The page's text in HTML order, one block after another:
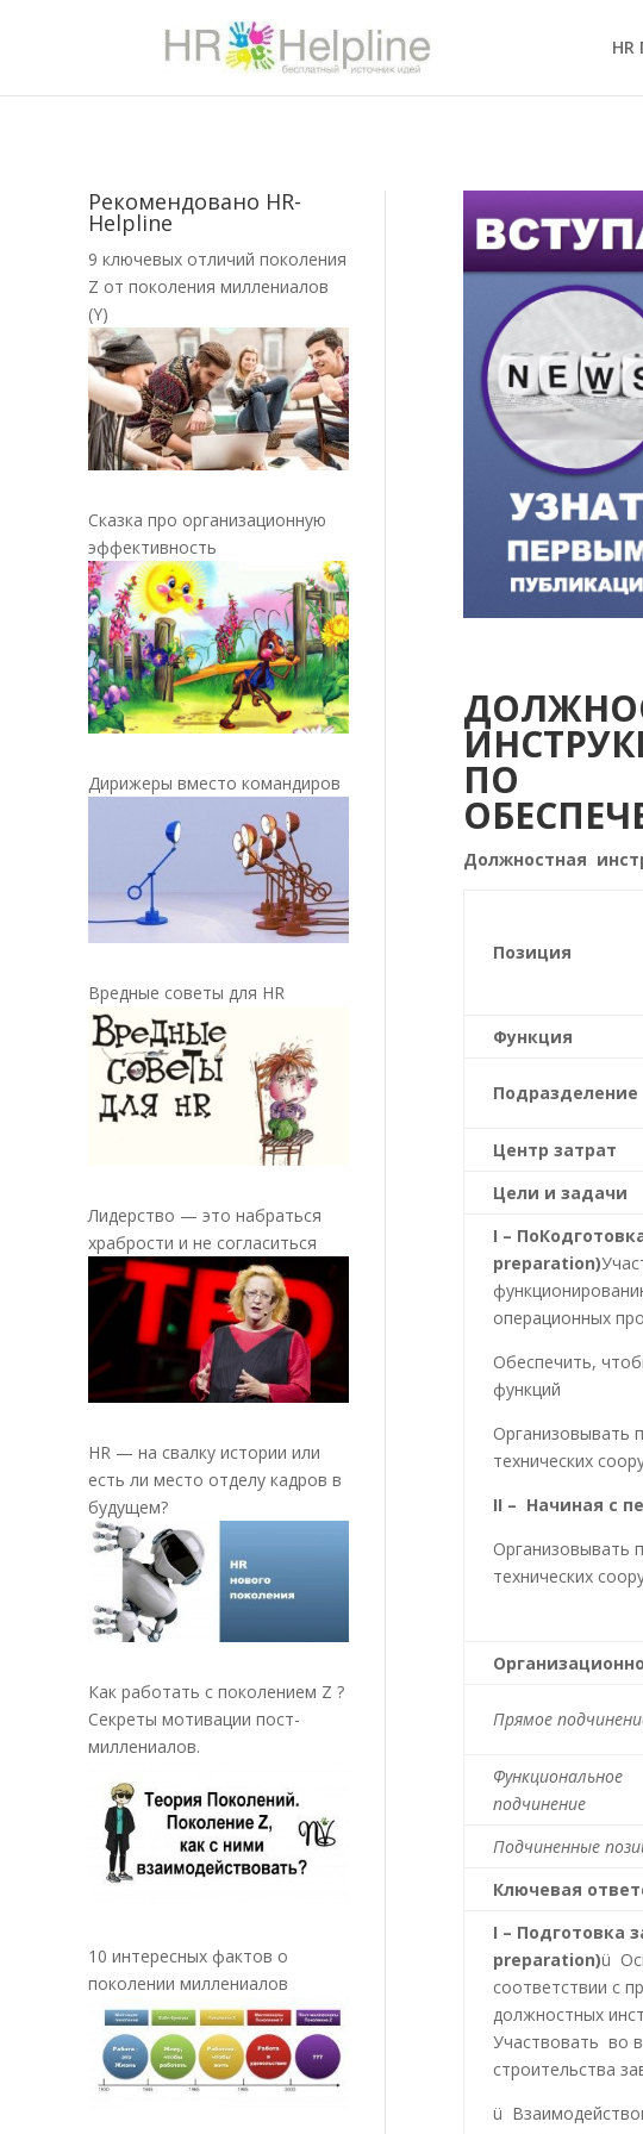
Рекомендовано HR-
Helpline
9 ключевых отличий поколения
Z от поколения миллениалов
(Y)
Сказка про организационную
эффективность
Дирижеры вместо командиров
Вредные советы для HR
Лидерство — это набраться
храбрости и не согласиться
HR — на свалку истории или
есть ли место отделу кадров в
будущем?
Как работать с поколением Z ?
Секреты мотивации пост-
миллениалов.
10 интересных фактов о
поколении миллениалов
ПО
Должностная
Позиция
Функция
Подразделение
Центр затрат
Цели и задачи
I –
preparation)
операционных
Обеспечить,
функций
Организовывать
технических
II – Начиная с
Организовывать
технических
Прямое
Функциональное
подчинение
Подчиненные
Ключевая
I – Подготовка
preparation)ü
соответствии с
должностных
Участвовать во
строительства
ü